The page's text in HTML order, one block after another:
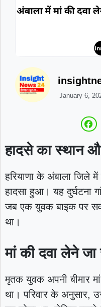
January 6,
हादसे का स्थान
हरियाणा के अंबाला जिले
हादसा हुआ। यह दुर्घटना
जब एक युवक बाइक पर
था।
मां की दवा लेने
मृतक युवक अपनी बीमार
था। परिवार के अनुसार,